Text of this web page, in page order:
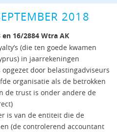
2018
16/2884 Wtra AK
(die ten goede kwamen
in jaarrekeningen
door belastingadviseurs
organisatie als de betrokken
de trust is onder andere de
is van de entiteit die de
(de controlerend accountant